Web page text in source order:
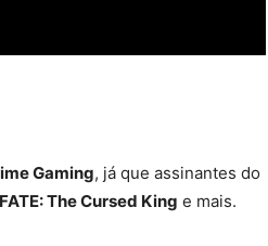
Gaming, já que assinantes do
FATE: The Cursed King e mais.